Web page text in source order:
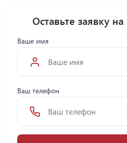
Оставьте заявку
Ваше имя
Ваш телефон